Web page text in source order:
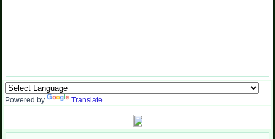
Powered by Translate